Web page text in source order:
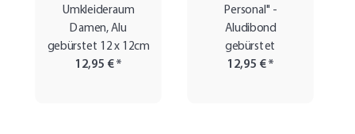
Umkleideraum
Damen, Alu
gebürstet 12 x 12cm
12,95 €*
Personal" -
Aludibond
gebürstet
12,95 €*